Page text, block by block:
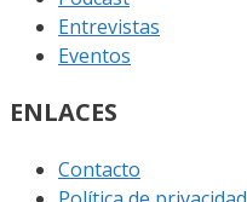
Entrevistas
Eventos
ENLACES
Contacto